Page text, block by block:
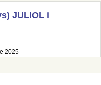
JULIOL i
2025